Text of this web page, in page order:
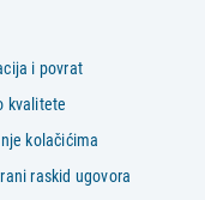
i povrat
kvalitete
kolačićima
raskid ugovora